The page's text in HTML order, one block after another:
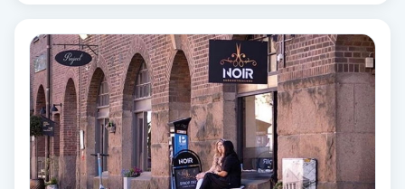
Microshading
Mixfransar